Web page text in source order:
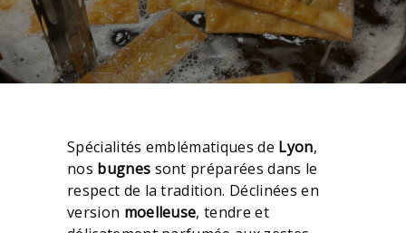
Spécialités emblématiques de Lyon,
nos bugnes sont préparées dans le
respect de la tradition. Déclinées en
version moelleuse, tendre et